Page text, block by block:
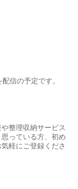
信の予定です。
整理収納サービス
っている方、初め
軽にご登録くださ